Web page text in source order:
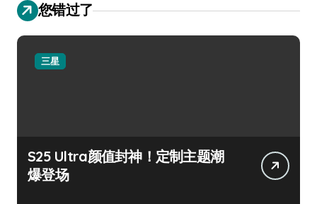
您错过了
三星
S25 Ultra颜值封神！定制主题潮
爆登场